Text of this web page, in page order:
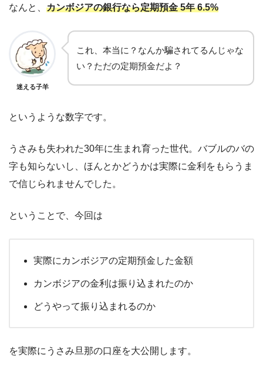
なんと、 カンボジアの銀行なら定期預金 5年 6.5%
迷える子羊
これ、本当に？なんか騙されてるんじゃな
い？ただの定期預金だよ？
というような数字です。
うさみも失われた30年に生まれ育った世代。バブルのバの
字も知らないし、ほんとかどうかは実際に金利をもらうま
で信じられませんでした。
ということで、今回は
実際にカンボジアの定期預金した金額
カンボジアの金利は振り込まれたのか
どうやって振り込まれるのか
を実際にうさみ旦那の口座を大公開します。